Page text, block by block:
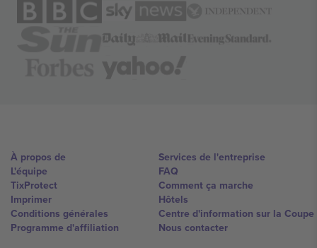
À propos de
L'équipe
TixProtect
Imprimer
Conditions générales
Programme d'affiliation
Services de l'entreprise
FAQ
Comment ça marche
Hôtels
Centre d'information sur la Coupe
Nous contacter